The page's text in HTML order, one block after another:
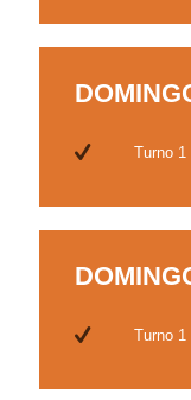
Turno 1
Turno 1